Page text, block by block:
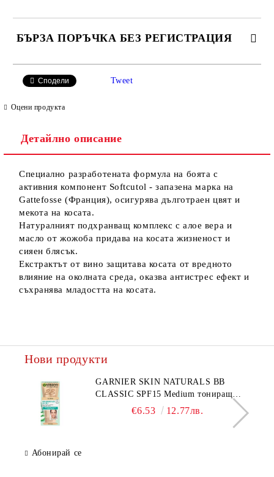
БЪРЗА ПОРЪЧКА БЕЗ РЕГИСТРАЦИЯ
Ние ще се свържем с вас в рамките на работния ден.
Сподели Tweet
Оцени продукта
Детайлно описание
Специално разработената формула на боята с
активния компонент Softcutol - запазена марка на
Gattefosse (Франция), осигурява дълготраен цвят и
мекота на косата.
Натуралният подхранващ комплекс с алое вера и
масло от жожоба придава на косата жизненост и
сияен блясък.
Екстрактът от вино защитава косата от вредното
влияние на околната среда, оказва антистрес ефект и
съхранява младостта на косата.
Нови продукти
GARNIER SKIN NATURALS BB
CLASSIC SPF15 Medium тониращ
дневен крем за лице среден нюанс за
€6.53 12.77лв.
Абонирай се